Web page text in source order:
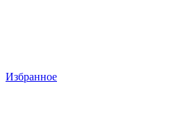
Избранное